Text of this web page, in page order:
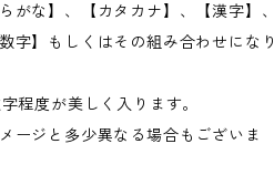
がな】、【カタカナ】、【漢字】、
字】もしくはその組み合わせになり
程度が美しく入ります。
ージと多少異なる場合もございま